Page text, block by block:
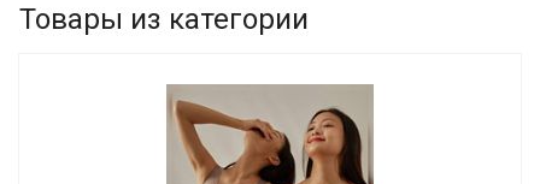
Товары из категории